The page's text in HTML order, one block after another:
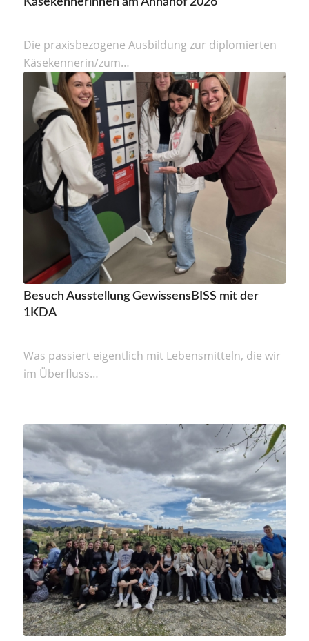
Die praxisbezogene Ausbildung zur diplomierten
Käsekennerin/zum…
Besuch Ausstellung GewissensBISS mit der
1KDA
Was passiert eigentlich mit Lebensmitteln, die wir
im Überfluss…